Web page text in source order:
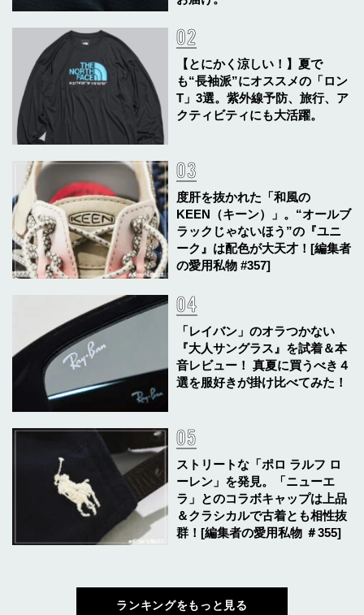
【とにかく涼しい！】夏で
も“長袖派”にオススメの「ロン
T」3選。紫外線予防、旅行、ア
クティビティにも大活躍。
度肝を抜かれた「和風の
KEEN（キーン）」。“オールブ
ラックじゃないほう”の『ユニ
ーク』は配色が大天才！[編集者
の愛用私物 #357]
「レイバン」のオラつかない
『大人サングラス』を試着＆本
音レビュー！ 真夏に買うべき４
選を服好きが掛け比べてみた！
ストリートな「ポロ ラルフ ロ
ーレン」を発見。「ニューエ
ラ」とのコラボキャップは上品
＆クラシカルで古着とも相性抜
群！[編集者の愛用私物 ＃355]
ランキングをもっと見る